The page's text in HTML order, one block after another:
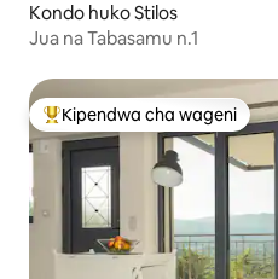
Kondo huko Stilos
Jua na Tabasamu n.1
Kipendwa maarufu cha
Kipendwa cha wageni